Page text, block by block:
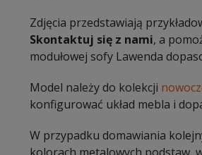
Zdjęcia przedstawiają
Skontaktuj się z nami, a
modułowej sofy Lawenda
Model należy do kolekcji
konfigurować układ mebla i
W przypadku domawiania